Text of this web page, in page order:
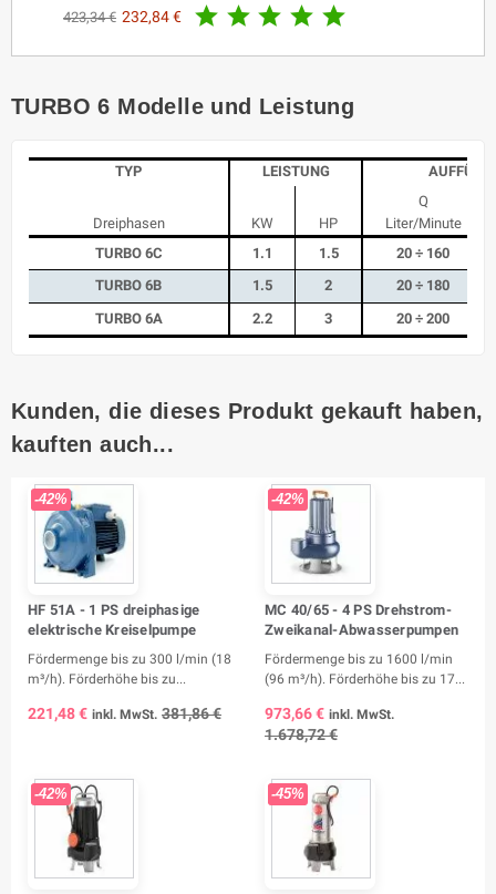
423,34 € 232,84 €     
TURBO 6 Modelle und Leistung
TYP
Dreiphasen
TURBO 6C
TURBO 6B
TURBO 6A
LEISTUNG
KW
HP
1.1
1.5
1.5
2
2.2
3
Q
Liter/Minute
20 ÷ 160
20 ÷ 180
20 ÷ 200
Kunden, die dieses Produkt gekauft haben,
kauften auch...
-42%
HF 51A - 1 PS dreiphasige
elektrische Kreiselpumpe
Fördermenge bis zu 300 l/min (18
m³/h). Förderhöhe bis zu...
221,48 € inkl. MwSt. 381,86 €
-42%
MC 40/65 - 4 PS Drehstrom-
Zweikanal-Abwasserpumpen
Fördermenge bis zu 1600 l/min
(96 m³/h). Förderhöhe bis zu 17...
973,66 € inkl. MwSt.
1.678,72 €
-42% -45%